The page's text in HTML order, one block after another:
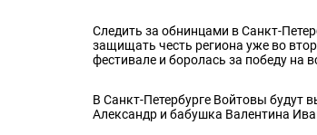
Следить за обнинцами в Санкт-
защищать честь региона уже во
фестивале и боролась за победу на
В Санкт-Петербурге Войтовы будут
Александр и бабушка Валентина